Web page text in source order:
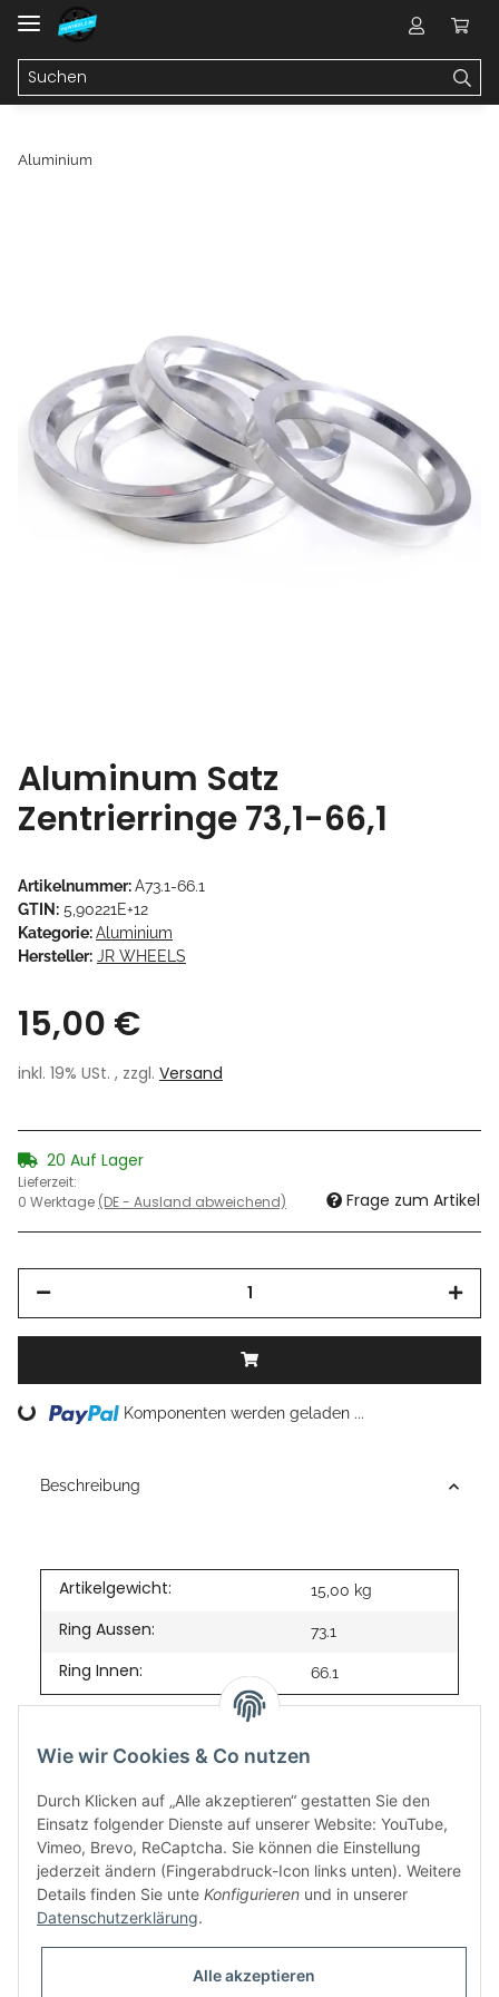
Aluminium
Aluminum Satz
Zentrierringe 73,1-66,1
Artikelnummer:A73.1-66.1
GTIN: 5,90221E+12
Kategorie:Aluminium
Hersteller: JR WHEELS
15,00 €
inkl. 19% USt. , zzgl. Versand
20 Auf Lager
Lieferzeit:
0 Werktage (DE - Ausland abweichend) Frage zum Artikel
Loading... Komponenten werden geladen ...
Beschreibung
Artikelgewicht: 15,00 kg
Ring Aussen: 73.1
Ring Innen: 66.1
Wie wir Cookies & Co nutzen
Durch Klicken auf „Alle akzeptieren“ gestatten Sie den
Einsatz folgender Dienste auf unserer Website: YouTube,
Vimeo, Brevo, ReCaptcha. Sie können die Einstellung
jederzeit ändern (Fingerabdruck-Icon links unten). Weitere
Details finden Sie unte Konfigurieren und in unserer
Datenschutzerklärung.
Alle akzeptieren